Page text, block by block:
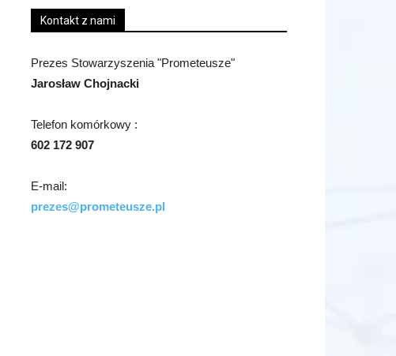
Kontakt z nami
Prezes Stowarzyszenia "Prometeusze"
Jarosław Chojnacki
Telefon komórkowy :
602 172 907
E-mail:
prezes@prometeusze.pl